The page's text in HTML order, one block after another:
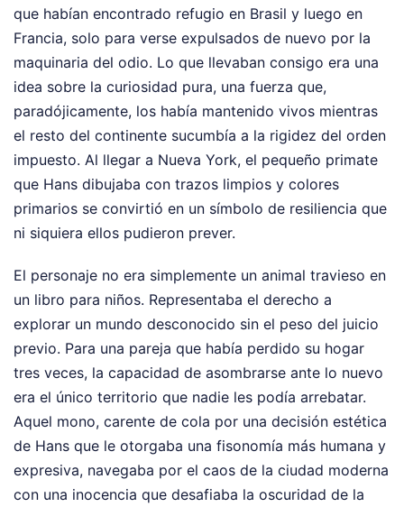
que habían encontrado refugio en Brasil y luego en
Francia, solo para verse expulsados de nuevo por la
maquinaria del odio. Lo que llevaban consigo era una
idea sobre la curiosidad pura, una fuerza que,
paradójicamente, los había mantenido vivos mientras
el resto del continente sucumbía a la rigidez del orden
impuesto. Al llegar a Nueva York, el pequeño primate
que Hans dibujaba con trazos limpios y colores
primarios se convirtió en un símbolo de resiliencia que
ni siquiera ellos pudieron prever.
El personaje no era simplemente un animal travieso en
un libro para niños. Representaba el derecho a
explorar un mundo desconocido sin el peso del juicio
previo. Para una pareja que había perdido su hogar
tres veces, la capacidad de asombrarse ante lo nuevo
era el único territorio que nadie les podía arrebatar.
Aquel mono, carente de cola por una decisión estética
de Hans que le otorgaba una fisonomía más humana y
expresiva, navegaba por el caos de la ciudad moderna
con una inocencia que desafiaba la oscuridad de la